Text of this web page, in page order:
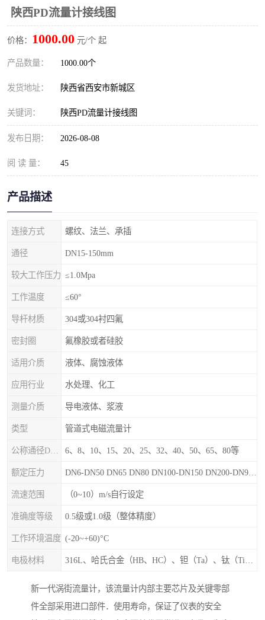
陕西PD流量计接线图
价格： 1000.00 元/个 起
产品数量： 1000.00个
发货地址： 陕西省西安市新城区
关键词： 陕西PD流量计接线图
发布日期： 2026-08-08
阅 读 量： 45
产品描述
连接方式 螺纹、法兰、承插
通径 DN15-150mm
较大工作压力 ≤1.0Mpa
工作温度 ≤60°
导杆材质 304或304衬四氟
密封圈 氟橡胶或者硅胶
适用介质 液体、腐蚀液体
应用行业 水处理、化工
测量介质 导电液体、浆液
类型 管道式电磁流量计
6、8、10、15、20、25、32、40、50、65、80等
额定压力
流速范围 （0~10）m/s自行设定
准确度等级 0.5级或1.0级（整体精度）
工作环境温度 (-20~+60)°C
电极材料
新一代涡街流量计，该流量计内部主要芯片及关键零部
件全部采用进口部件．使用寿命，保证了仪表的安全